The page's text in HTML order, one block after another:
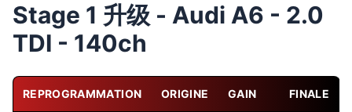
Stage 1 升级 - Audi A6 - 2.0
TDI - 140ch
REPROGRAMMATION ORIGINE GAIN FINALE